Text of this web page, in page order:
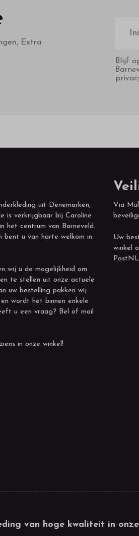
Extra
Blijf
uit Denemarken,
is verkrijgbaar bij Caroline
het centrum van Barneveld.
bent u van harte welkom in
wij u de mogelijkheid om
te stellen uit onze actuele
uw bestelling pakken wij
wordt het binnen enkele
u een vraag? Bel of mail
in onze winkel!
Via
Uw
winkel
van hoge kwaliteit in onze